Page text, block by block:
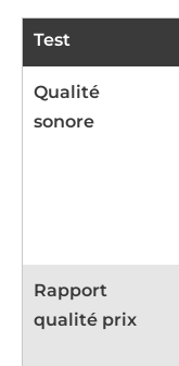
Test
Qualité
sonore
Rapport
qualité prix